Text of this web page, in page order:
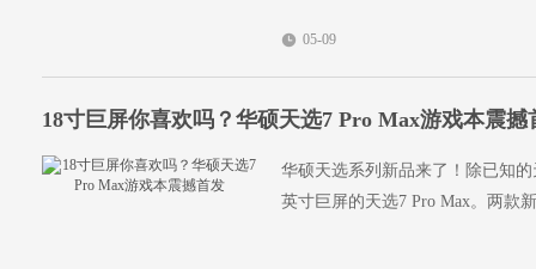
05-09
18寸巨屏你喜欢吗？华硕天选7 Pro Max游戏本震撼
华硕天选系列新品来了！除已知
英寸巨屏的天选7 Pro Max。两款